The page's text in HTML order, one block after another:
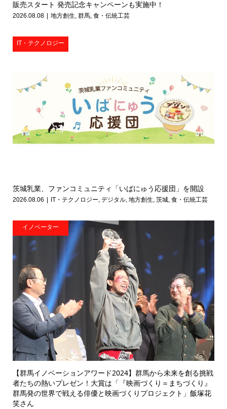
販売スタート 発売記念キャンペーンも実施中！
2026.08.08 地方創生 群馬, 食・伝統工芸
IT・テクノロジー
茨城乳業、ファンコミュニティ「いばにゅう応援団」を開設
2026.08.06 IT・テクノロジー, デジタル, 地方創生, 茨城, 食・伝統工芸
イノベーター
【群馬イノベーションアワード2024】群馬から未来を創る挑戦
者たちの熱いプレゼン！大賞は「『映画づくり＝まちづくり』
群馬発の世界で戦える俳優と映画づくりプロジェクト」飯塚花
笑さん